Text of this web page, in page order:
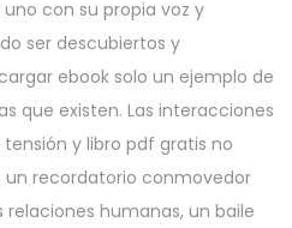
con su propia voz y
ser descubiertos y
ebook solo un ejemplo de
que existen. Las interacciones
y libro pdf gratis no
un recordatorio conmovedor
humanas, un baile